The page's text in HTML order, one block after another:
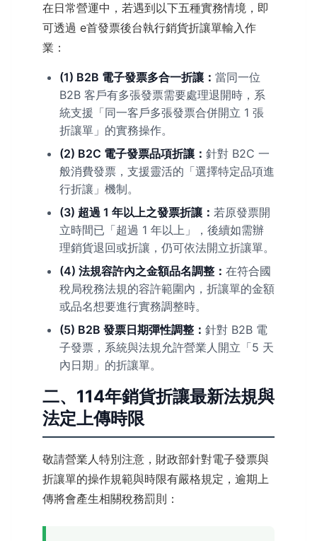
在日常營運中，若遇到以下五種實務情境，即
可透過 e首發票後台執行銷貨折讓單輸入作
業：
(1) B2B 電子發票多合一折讓： 當同一位
B2B 客戶有多張發票需要處理退開時，系
統支援「同一客戶多張發票合併開立 1 張
折讓單」的實務操作。
(2) B2C 電子發票品項折讓： 針對 B2C 一
般消費發票，支援靈活的「選擇特定品項進
行折讓」機制。
(3) 超過 1 年以上之發票折讓： 若原發票開
立時間已「超過 1 年以上」，後續如需辦
理銷貨退回或折讓，仍可依法開立折讓單。
(4) 法規容許內之金額品名調整： 在符合國
稅局稅務法規的容許範圍內，折讓單的金額
或品名想要進行實務調整時。
(5) B2B 發票日期彈性調整： 針對 B2B 電
子發票，系統與法規允許營業人開立「5 天
內日期」的折讓單。
二、114年銷貨折讓最新法規與
法定上傳時限
敬請營業人特別注意，財政部針對電子發票與
折讓單的操作規範與時限有嚴格規定，逾期上
傳將會產生相關稅務罰則：